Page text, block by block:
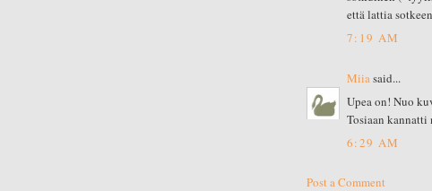
että lattia
7:19 AM
Miia said...
Upea on! Nuo
Tosiaan kannatti
6:29 AM
Post a Comment